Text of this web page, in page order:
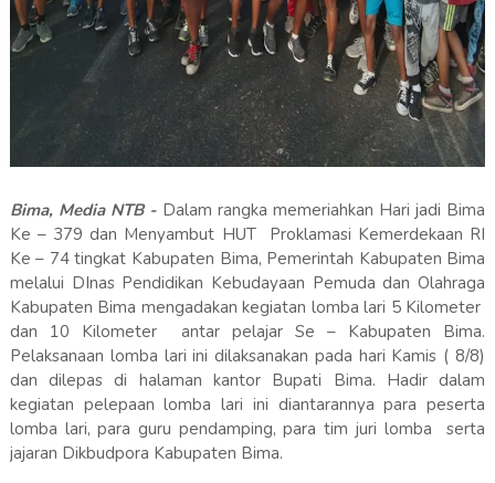
Bima, Media NTB - Dalam rangka memeriahkan Hari jadi Bima
Ke – 379 dan Menyambut HUT Proklamasi Kemerdekaan RI
Ke – 74 tingkat Kabupaten Bima, Pemerintah Kabupaten Bima
melalui DInas Pendidikan Kebudayaan Pemuda dan Olahraga
Kabupaten Bima mengadakan kegiatan lomba lari 5 Kilometer
dan 10 Kilometer antar pelajar Se – Kabupaten Bima.
Pelaksanaan lomba lari ini dilaksanakan pada hari Kamis ( 8/8)
dan dilepas di halaman kantor Bupati Bima. Hadir dalam
kegiatan pelepaan lomba lari ini diantarannya para peserta
lomba lari, para guru pendamping, para tim juri lomba serta
jajaran Dikbudpora Kabupaten Bima.